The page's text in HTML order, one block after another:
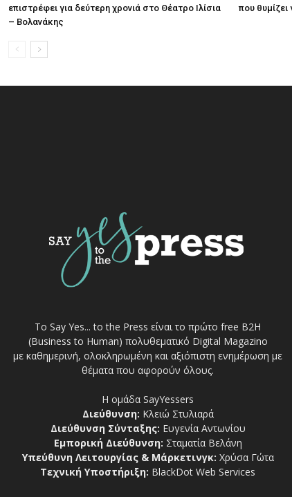
επιστρέφει για δεύτερη χρονιά στο Θέατρο Ιλίσια
– Βολανάκης
που θυμίζει
Το Say Yes... to the Press είναι το πρώτο free Β2Η
(Business to Human) πολυθεματικό Digital Magazino
με καθημερινή, ολοκληρωμένη και αξιόπιστη ενημέρωση με
θέματα που αφορούν όλους.
Η ομάδα SayYessers
Διεύθυνση: Κλειώ Στυλιαρά
Διεύθυνση Σύνταξης: Ευγενία Αντωνίου
Εμπορική Διεύθυνση: Σταματία Βελάνη
Υπεύθυνη Λειτουργίας & Μάρκετινγκ: Χρύσα Γώτα
Τεχνική Υποστήριξη: BlackDot Web Services